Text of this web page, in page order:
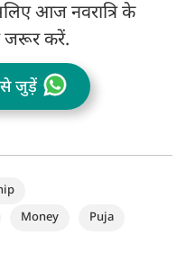
आज नवरात्रि के
जरूर करें.
से जुड़ें
Money
Puja